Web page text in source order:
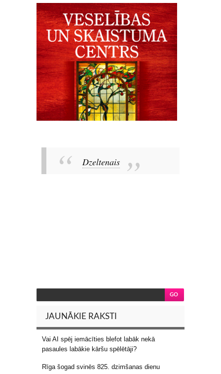
Dzeltenais
JAUNĀKIE RAKSTI
Vai AI spēj iemācīties blefot labāk nekā
pasaules labākie kāršu spēlētāji?
Rīga šogad svinēs 825. dzimšanas dienu